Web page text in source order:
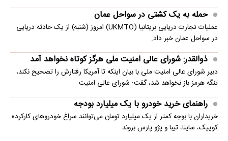
حمله به یک کشتی در سواحل عمان
عملیات تجارت دریایی بریتانیا (UKMTO) امروز (شنبه) از یک حادثه دریایی
در سواحل عمان خبر داد.
ذوالقدر: شورای عالی امنیت ملی هرگز کوتاه نخواهد آمد
دبیر شورای عالی امنیت ملی با بیان اینکه تا آمریکا رفتارش را تصحیح نکند،
تنگه هرمز باز نخواهد شد، گفت: شورای عالی امنیت…
راهنمای خرید خودرو با یک میلیارد بودجه
خریداران با بوجه کمتر از یک میلیارد تومان می‌توانند سراغ خودروهای کارکرده
کوییک، ساینا، تیبا و پژو پارس بروند